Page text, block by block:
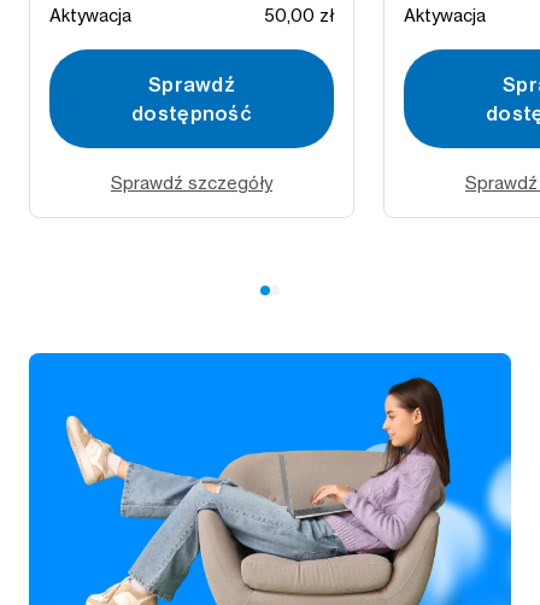
Aktywacja 50,00 zł
Sprawdź
dostępność
Sprawdź szczegóły
Aktywacja